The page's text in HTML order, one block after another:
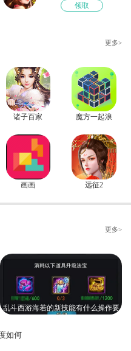
领取
更多>
诸子百家 魔方一起浪
画画 远征2
更多>
乱斗西游海若的新技能有什么操作要
如何